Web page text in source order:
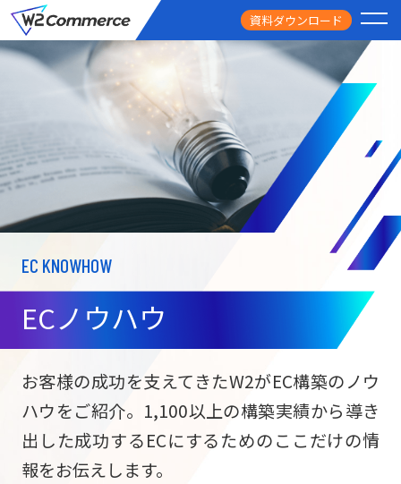
資料ダウンロード
サービス
ECサイト構築
サブスク/定期通販
ECサイト構築
PRICE
料金
FEATURE
導入事例
USEFUL
お役立ち情報
NEWS
ニュース
EC KNOWHOW
ECノウハウ
お客様の成功を支えてきたW2がEC構築のノウ
ハウをご紹介。1,100以上の構築実績から導き
出した成功するECにするためのここだけの情
報をお伝えします。